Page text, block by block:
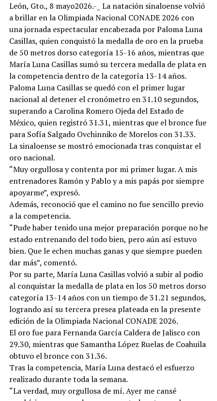
León, Gto., 8 mayo2026.-_ La natación sinaloense volvió
a brillar en la Olimpiada Nacional CONADE 2026 con
una jornada espectacular encabezada por Paloma Luna
Casillas, quien conquistó la medalla de oro en la prueba
de 50 metros dorso categoría 15-16 años, mientras que
María Luna Casillas sumó su tercera medalla de plata en
la competencia dentro de la categoría 13-14 años.
Paloma Luna Casillas se quedó con el primer lugar
nacional al detener el cronómetro en 31.10 segundos,
superando a Carolina Romero Ojeda del Estado de
México, quien registró 31.31, mientras que el bronce fue
para Sofía Salgado Ovchinniko de Morelos con 31.33.
La sinaloense se mostró emocionada tras conquistar el
oro nacional.
“Muy orgullosa y contenta por mi primer lugar. A mis
entrenadores Ramón y Pablo y a mis papás por siempre
apoyarme”, expresó.
Además, reconoció que el camino no fue sencillo previo
a la competencia.
“Pude haber tenido una mejor preparación porque no he
estado entrenando del todo bien, pero aún así estuvo
bien. Que le echen muchas ganas y que siempre pueden
dar más”, comentó.
Por su parte, María Luna Casillas volvió a subir al podio
al conquistar la medalla de plata en los 50 metros dorso
categoría 13-14 años con un tiempo de 31.21 segundos,
logrando así su tercera presea plateada en la presente
edición de la Olimpiada Nacional CONADE 2026.
El oro fue para Fernanda García Caldera de Jalisco con
29.30, mientras que Samantha López Ruelas de Coahuila
obtuvo el bronce con 31.36.
Tras la competencia, María Luna destacó el esfuerzo
realizado durante toda la semana.
“La verdad, muy orgullosa de mí. Ayer me cansé